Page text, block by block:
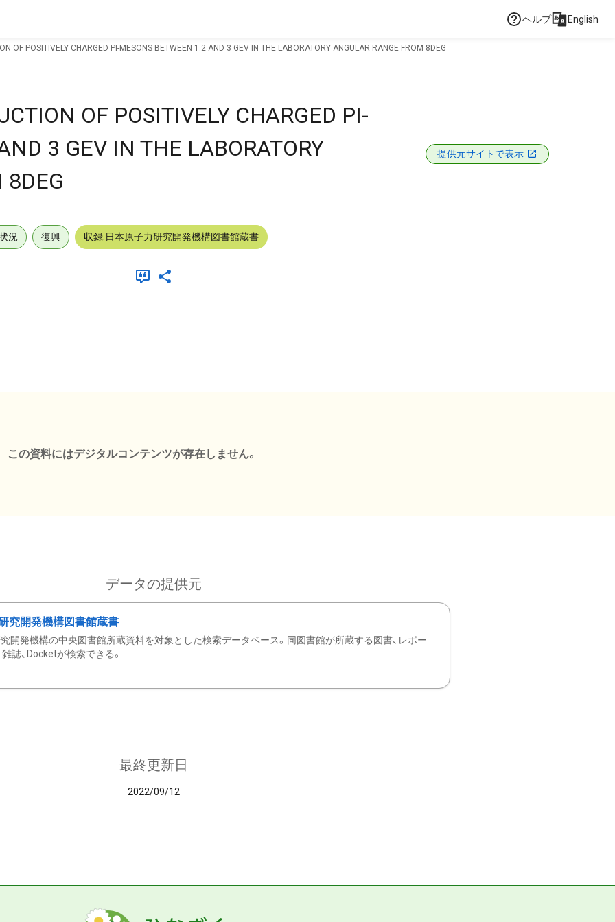
ヘルプ English
OF POSITIVELY CHARGED PI-MESONS BETWEEN 1.2 AND 3 GEV IN THE LABORATORY ANGULAR RANGE FROM 8DEG
OF POSITIVELY CHARGED PI-
3 GEV IN THE LABORATORY
8DEG
提供元サイトで表示
況 復興 収録:日本原子力研究開発機構図書館蔵書
この資料にはデジタルコンテンツが存在しません。
データの提供元
究開発機構図書館蔵書
開発機構の中央図書館所蔵資料を対象とした検索データベース。同図書館が所蔵する図書、レポー
雑誌、Docketが検索できる。
最終更新日
2022/09/12